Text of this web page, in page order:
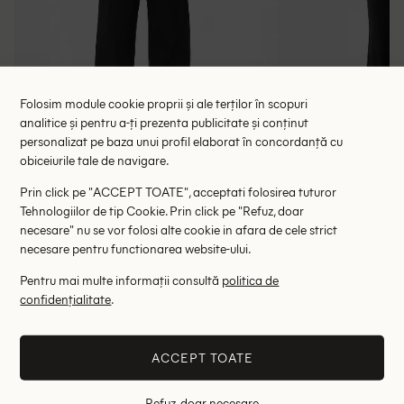
Pantaloni Pepe Jeans, negru
148.00 lei 279.00 lei
RRP: 419.00 lei
S
- 35% - 68%
Folosim module cookie proprii și ale terților în scopuri
analitice și pentru a-ți prezenta publicitate și conținut
personalizat pe baza unui profil elaborat în concordanță cu
obiceiurile tale de navigare.
Prin click pe "ACCEPT TOATE", acceptati folosirea tuturor
Tehnologiilor de tip Cookie. Prin click pe "Refuz, doar
necesare" nu se vor folosi alte cookie in afara de cele strict
necesare pentru functionarea website-ului.
Pentru mai multe informații consultă politica de
confidențialitate.
ACCEPT TOATE